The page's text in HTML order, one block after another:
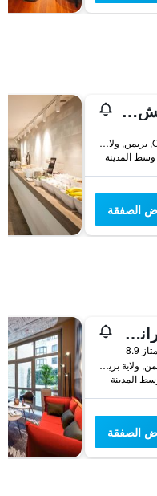
موتل 24إتش بريمن
Oyterdamm 74 a, بريمن, ولاية بريمن, ألمانيا
الصفقة
أطلانتك جراند هوتل بريمن
8.9
Bredenstr. 2, بريمن, ولاية بريمن, ألمانيا
الصفقة